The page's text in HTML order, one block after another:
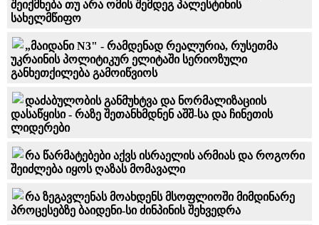
შეიქმნება თუ არა ომის შემდეგ პალესტინის
სახელმწიფო
„მაიდანი N3" - რამდენად რეალურია, რუსეთმა
უკრაინის პოლიტიკურ ელიტაში სერიოზული
განხეთქილება გამოიწვიოს
დაძაბულობის განმუხტვა და ნორმალიზაციის
დასაწყისი - რაზე შეთანხმდნენ აშშ-სა და ჩინეთის
ლიდერები
რა წარმატებები აქვს ისრაელის არმიას და როგორი
შეიძლება იყოს ღაზას მომავალი
რა ზეგავლენას მოახდენს მსოფლიოში მიმდინარე
პროცესებზე ბაიდენი-სი ძინპინის შეხვედრა